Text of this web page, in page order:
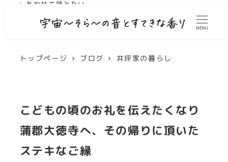
MENU
トップページ ブログ 井坪家の暮らし
こどもの頃のお礼を伝えたくなり
蒲郡大徳寺へ、その帰りに頂いた
ステキなご縁
✓ あわせて読みたい
✓ あわせて読みたい
✓ あわせて読みたい
✓ あわせて読みたい